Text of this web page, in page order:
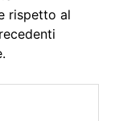
rispetto al